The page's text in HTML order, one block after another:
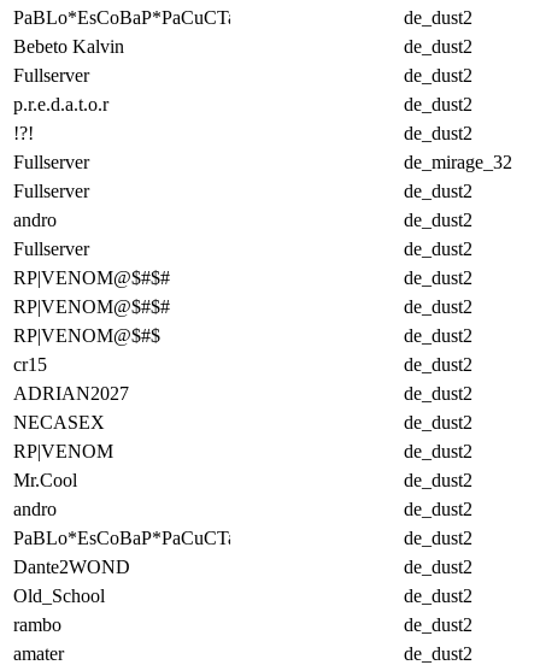
PaBLo*EsCoBaP*PaCuCTa
de_dust2
Bebeto Kalvin
de_dust2
Fullserver
de_dust2
p.r.e.d.a.t.o.r
de_dust2
!?!
de_dust2
Fullserver
de_mirage_32
Fullserver
de_dust2
andro
de_dust2
Fullserver
de_dust2
RP|VENOM@$#$#
de_dust2
RP|VENOM@$#$#
de_dust2
RP|VENOM@$#$
de_dust2
cr15
de_dust2
ADRIAN2027
de_dust2
NECASEX
de_dust2
RP|VENOM
de_dust2
Mr.Cool
de_dust2
andro
de_dust2
PaBLo*EsCoBaP*PaCuCTa
de_dust2
Dante2WOND
de_dust2
Old_School
de_dust2
rambo
de_dust2
amater
de_dust2